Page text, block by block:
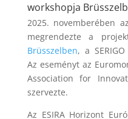
workshopja
2025. novemberében
megrendezte a
Brüsszelben, a
Az eseményt az
Association for
szervezte.
Az ESIRA Horizont